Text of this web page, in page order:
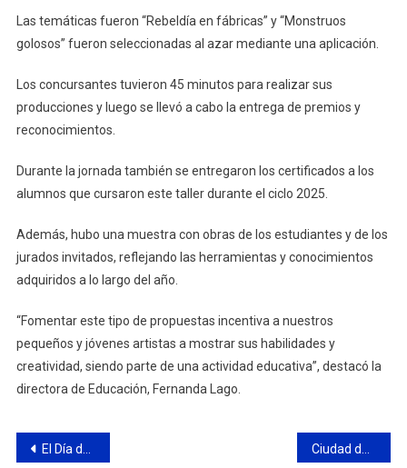
Las temáticas fueron “Rebeldía en fábricas” y “Monstruos
golosos” fueron seleccionadas al azar mediante una aplicación.
Los concursantes tuvieron 45 minutos para realizar sus
producciones y luego se llevó a cabo la entrega de premios y
reconocimientos.
Durante la jornada también se entregaron los certificados a los
alumnos que cursaron este taller durante el ciclo 2025.
Además, hubo una muestra con obras de los estudiantes y de los
jurados invitados, reflejando las herramientas y conocimientos
adquiridos a lo largo del año.
“Fomentar este tipo de propuestas incentiva a nuestros
pequeños y jóvenes artistas a mostrar sus habilidades y
creatividad, siendo parte de una actividad educativa”, destacó la
directora de Educación, Fernanda Lago.
Navegación
El Día de la Música se celebró con un gran encuentro coral Ciudad de Campana es el primer finalista del Torneo Clausura de la ABZC